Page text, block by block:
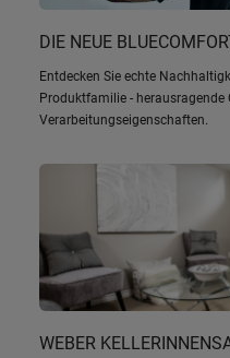
DIE NEUE
Entdecken Sie echte
Produktfamilie -
Verarbeitungseigenschaften.
WEBER